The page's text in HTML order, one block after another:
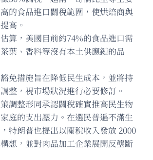
的食品進口關稅範圍，使烘焙商與
高。
算，美國目前約74%的食品進口需
葉、香料等沒有本土供應鏈的品
免措施旨在降低民生成本，並將持
整，視市場狀況進行必要修訂。
調整形同承認關稅確實推高民生物
庭的支出壓力。在選民普遍不滿生
特朗普也提出以關稅收入發放 2000
想，並對肉品加工企業展開反壟斷